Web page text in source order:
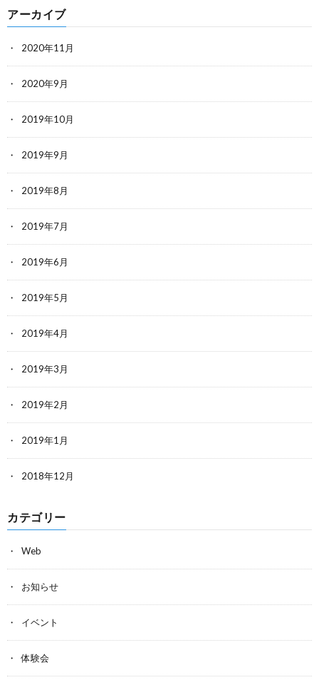
アーカイブ
2020年11月
2020年9月
2019年10月
2019年9月
2019年8月
2019年7月
2019年6月
2019年5月
2019年4月
2019年3月
2019年2月
2019年1月
2018年12月
カテゴリー
Web
お知らせ
イベント
体験会